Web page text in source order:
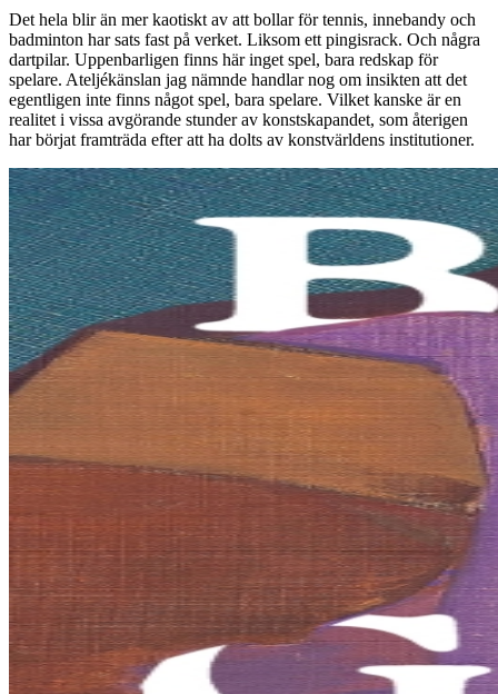
Det hela blir än mer kaotiskt av att bollar för tennis, innebandy och
badminton har sats fast på verket. Liksom ett pingisrack. Och några
dartpilar. Uppenbarligen finns här inget spel, bara redskap för
spelare. Ateljékänslan jag nämnde handlar nog om insikten att det
egentligen inte finns något spel, bara spelare. Vilket kanske är en
realitet i vissa avgörande stunder av konstskapandet, som återigen
har börjat framträda efter att ha dolts av konstvärldens institutioner.